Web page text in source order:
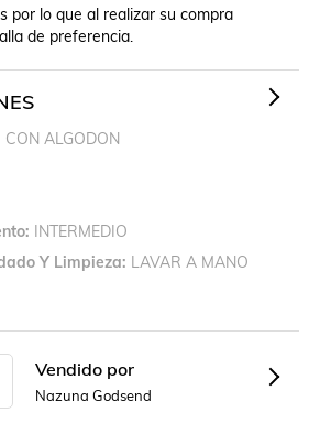
por lo que al realizar su compra
de preferencia.
CON ALGODON
INTERMEDIO
Y Limpieza LAVAR A MANO
Vendido por
Nazuna Godsend